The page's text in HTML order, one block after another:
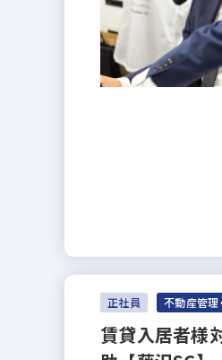
正社員 不動産管理
賃貸入居者様